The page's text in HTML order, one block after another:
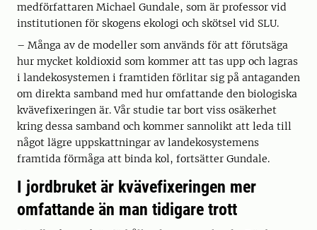
medförfattaren Michael Gundale, som är professor vid
institutionen för skogens ekologi och skötsel vid SLU.
– Många av de modeller som används för att förutsäga
hur mycket koldioxid som kommer att tas upp och lagras
i landekosystemen i framtiden förlitar sig på antaganden
om direkta samband med hur omfattande den biologiska
kvävefixeringen är. Vår studie tar bort viss osäkerhet
kring dessa samband och kommer sannolikt att leda till
något lägre uppskattningar av landekosystemens
framtida förmåga att binda kol, fortsätter Gundale.
I jordbruket är kvävefixeringen mer
omfattande än man tidigare trott